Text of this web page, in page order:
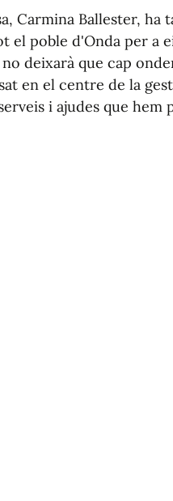
Carmina Ballester, ha
el poble d'Onda per a
deixarà que cap
en el centre de la
i ajudes que hem